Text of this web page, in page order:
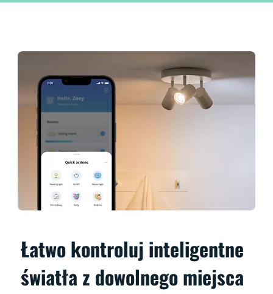
Łatwo kontroluj inteligentne
światła z dowolnego miejsca